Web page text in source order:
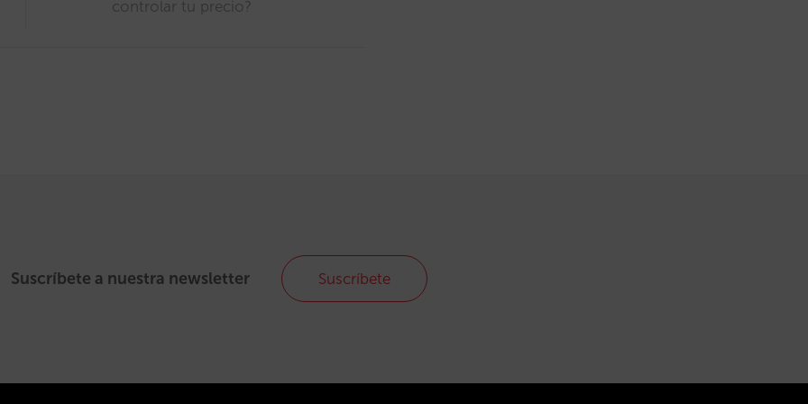
controlar tu precio?
Suscríbete a nuestra newsletter Suscríbete